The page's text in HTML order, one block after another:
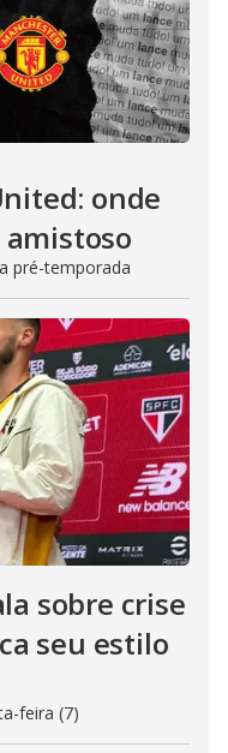
onde
pré-temporada
sobre crise
seu estilo
feira (7)